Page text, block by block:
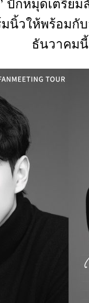
ACTIVITIES
&
EVENT
ปักหมุดเตรี
นิ้วให้พร้อมกั
ธันวาคม